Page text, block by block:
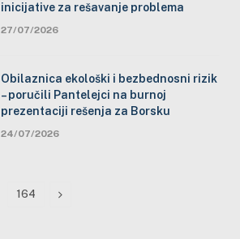
inicijative za rešavanje problema
27/07/2026
Obilaznica ekološki i bezbednosni rizik
– poručili Pantelejci na burnoj
prezentaciji rešenja za Borsku
24/07/2026
164 Next